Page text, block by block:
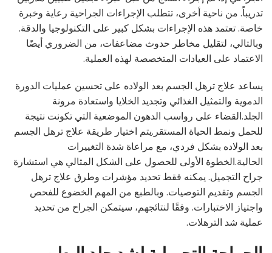
تدريباً. من ناحية أخرى، تتطلب الإجراءات الجراحية رعاية وخبرة
خاصة. تعتمد هذه الإجراءات بشكل كبير على التكنولوجيا والدقة.
وبالتالي، لتقليل مخاطر حدوث مضاعفات، من الضروري أيضًا
الاعتماد على العيادات المتخصصة لهذه العملية.
يساعد علاج ترهل الجسم بعد الولاده على تحسين عمليات الدورة
الدموية والتمثيل الغذائي وتجديد الخلايا واستعادة مرونة
الجلد.القضاء على رواسب الدهون الموضعية التي تكونت نتيجة
للحمل ونمط الحياة المستقر.يتم اختيار طريقة علاج ترهل الجسم
بعد الولاده بشكل فردي، مع مراعاة شدة التغييرات
الحالية.الخطوة الأولى للحصول على الشكل المثالي هي استشارة
جراح التجميل. يمكنه فقط تحديد مؤشرات وطرق علاج ترهل
الجسم وتقديم التوصيات. وبالطبع من المهم الخضوع للفحص
واجتياز الاختبارات. وفقًا لنتائجهم، سيتمكن الجراح من تحديد
عملية شد الترهلات.